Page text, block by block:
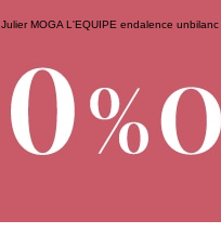
Julier MOGA L'EQUIPE endalence unbilanc